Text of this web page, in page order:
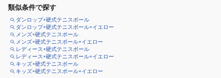
類似条件で探す
ダンロップ×硬式テニスボール
ダンロップ×硬式テニスボール×イエロー
メンズ×硬式テニスボール
メンズ×硬式テニスボール×イエロー
レディース×硬式テニスボール
レディース×硬式テニスボール×イエロー
キッズ×硬式テニスボール
キッズ×硬式テニスボール×イエロー